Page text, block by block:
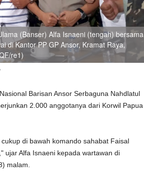
(Banser) Alfa Isnaeni (tengah) bersama
di Kantor PP GP Ansor, Kramat Raya,
re1)
Barisan Ansor Serbaguna Nahdlatul
2.000 anggotanya dari Korwil Papua
di bawah komando sahabat Faisal
ujar Alfa Isnaeni kepada wartawan di
malam.